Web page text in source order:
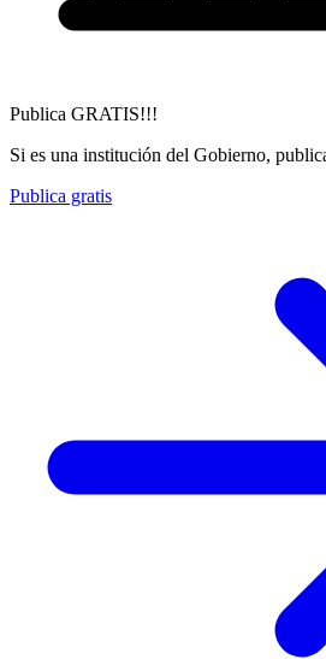
Publica GRATIS!!!
Si es una institución del Gobierno,
Publica gratis